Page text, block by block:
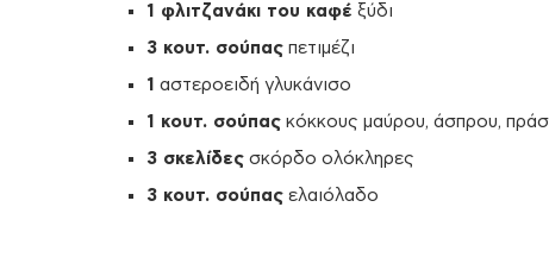
1 φλιτζανάκι του καφέ ξύδι
3 κουτ. σούπας πετιμέζι
1 αστεροειδή γλυκάνισο
1 κουτ. σούπας κόκκους μαύρου, άσπρου,
3 σκελίδες σκόρδο ολόκληρες
3 κουτ. σούπας ελαιόλαδο